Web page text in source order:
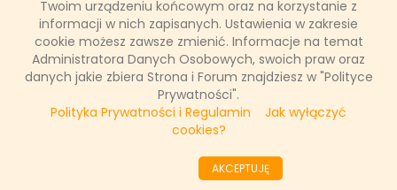
Twoim urządzeniu końcowym oraz na korzystanie z
informacji w nich zapisanych. Ustawienia w zakresie
cookie możesz zawsze zmienić. Informacje na temat
Administratora Danych Osobowych, swoich praw oraz
danych jakie zbiera Strona i Forum znajdziesz w "Polityce
Prywatności".
Polityka Prywatności i Regulamin
Jak wyłączyć
cookies?
AKCEPTUJĘ
8 sierpnia 2017, 09:43
(0 komentarzy)
CZYTAJ WIĘCEJ